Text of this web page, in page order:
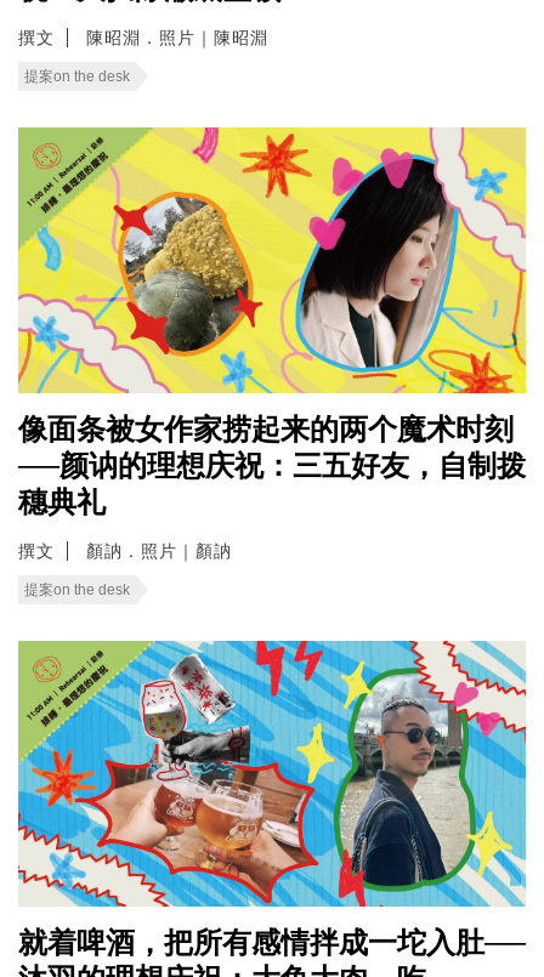
撰文 陳昭淵．照片｜陳昭淵
提案on the desk
像面条被女作家捞起来的两个魔术时刻
──颜讷的理想庆祝：三五好友，自制拨
穗典礼
撰文 顏訥．照片｜顏訥
提案on the desk
就着啤酒，把所有感情拌成一坨入肚──